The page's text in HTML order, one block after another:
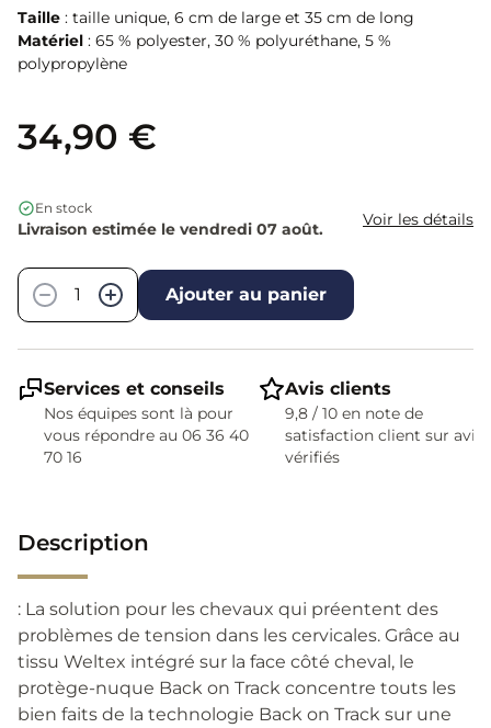
Taille : taille unique, 6 cm de large et 35 cm de long
Matériel : 65 % polyester, 30 % polyuréthane, 5 %
polypropylène
34,90 €
En stock
Livraison estimée le vendredi 07 août. Voir les détails
−
+ Ajouter au panier
Services et conseils
Nos équipes sont là pour
vous répondre au 06 36 40
70 16
Avis clients
9,8 / 10 en note de
satisfaction client sur avis
vérifiés
Description
: La solution pour les chevaux qui préentent des
problèmes de tension dans les cervicales. Grâce au
tissu Weltex intégré sur la face côté cheval, le
protège-nuque Back on Track concentre touts les
bien faits de la technologie Back on Track sur une